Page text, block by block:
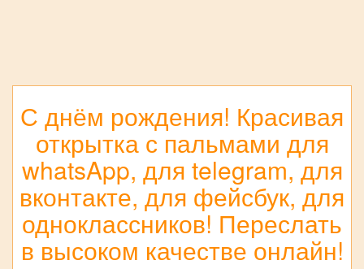
С днём рождения! Красивая
открытка с пальмами для
whatsApp, для telegram, для
вконтакте, для фейсбук, для
одноклассников! Переслать
в высоком качестве онлайн!